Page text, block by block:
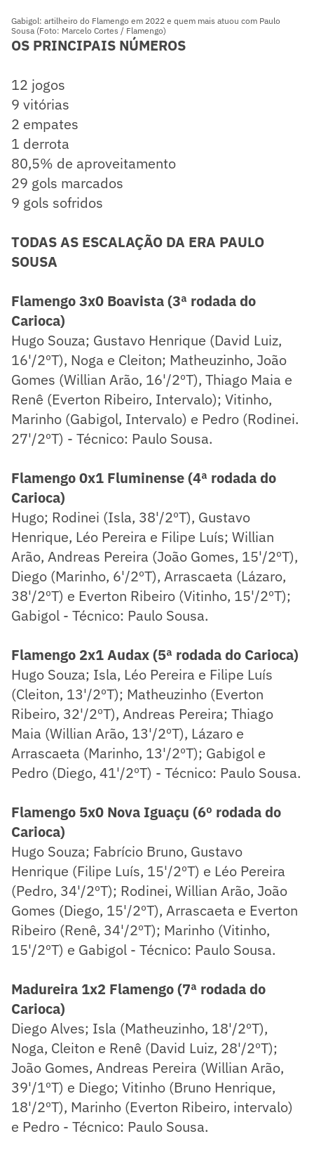
Gabigol: artilheiro do Flamengo em 2022 e quem mais atuou com Paulo
Sousa (Foto: Marcelo Cortes / Flamengo)
OS PRINCIPAIS NÚMEROS
12 jogos
9 vitórias
2 empates
1 derrota
80,5% de aproveitamento
29 gols marcados
9 gols sofridos
TODAS AS ESCALAÇÃO DA ERA PAULO
SOUSA
Flamengo 3x0 Boavista (3ª rodada do
Carioca)
Hugo Souza; Gustavo Henrique (David Luiz,
16'/2ºT), Noga e Cleiton; Matheuzinho, João
Gomes (Willian Arão, 16'/2ºT), Thiago Maia e
Renê (Everton Ribeiro, Intervalo); Vitinho,
Marinho (Gabigol, Intervalo) e Pedro (Rodinei.
27'/2ºT) - Técnico: Paulo Sousa.
Flamengo 0x1 Fluminense (4ª rodada do
Carioca)
Hugo; Rodinei (Isla, 38'/2ºT), Gustavo
Henrique, Léo Pereira e Filipe Luís; Willian
Arão, Andreas Pereira (João Gomes, 15'/2ºT),
Diego (Marinho, 6'/2ºT), Arrascaeta (Lázaro,
38'/2ºT) e Everton Ribeiro (Vitinho, 15'/2ºT);
Gabigol - Técnico: Paulo Sousa.
Flamengo 2x1 Audax (5ª rodada do Carioca)
Hugo Souza; Isla, Léo Pereira e Filipe Luís
(Cleiton, 13'/2ºT); Matheuzinho (Everton
Ribeiro, 32'/2ºT), Andreas Pereira; Thiago
Maia (Willian Arão, 13'/2ºT), Lázaro e
Arrascaeta (Marinho, 13'/2ºT); Gabigol e
Pedro (Diego, 41'/2ºT) - Técnico: Paulo Sousa.
Flamengo 5x0 Nova Iguaçu (6º rodada do
Carioca)
Hugo Souza; Fabrício Bruno, Gustavo
Henrique (Filipe Luís, 15'/2ºT) e Léo Pereira
(Pedro, 34'/2ºT); Rodinei, Willian Arão, João
Gomes (Diego, 15'/2ºT), Arrascaeta e Everton
Ribeiro (Renê, 34'/2ºT); Marinho (Vitinho,
15'/2ºT) e Gabigol - Técnico: Paulo Sousa.
Madureira 1x2 Flamengo (7ª rodada do
Carioca)
Diego Alves; Isla (Matheuzinho, 18'/2ºT),
Noga, Cleiton e Renê (David Luiz, 28'/2ºT);
João Gomes, Andreas Pereira (Willian Arão,
39'/1ºT) e Diego; Vitinho (Bruno Henrique,
18'/2ºT), Marinho (Everton Ribeiro, intervalo)
e Pedro - Técnico: Paulo Sousa.